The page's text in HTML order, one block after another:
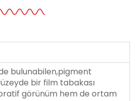
bulunabilen,pigment
bir film tabakası
görünüm hem de ortam